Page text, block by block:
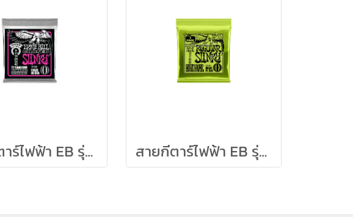
สายกีตาร์ไฟฟ้า EB รุ่น Slinky RPS Coated Titanium 09/42 สายกีตาร์ไฟฟ้า EB รุ่น Slinky Nickel Wound (3 ชุด) 10/46